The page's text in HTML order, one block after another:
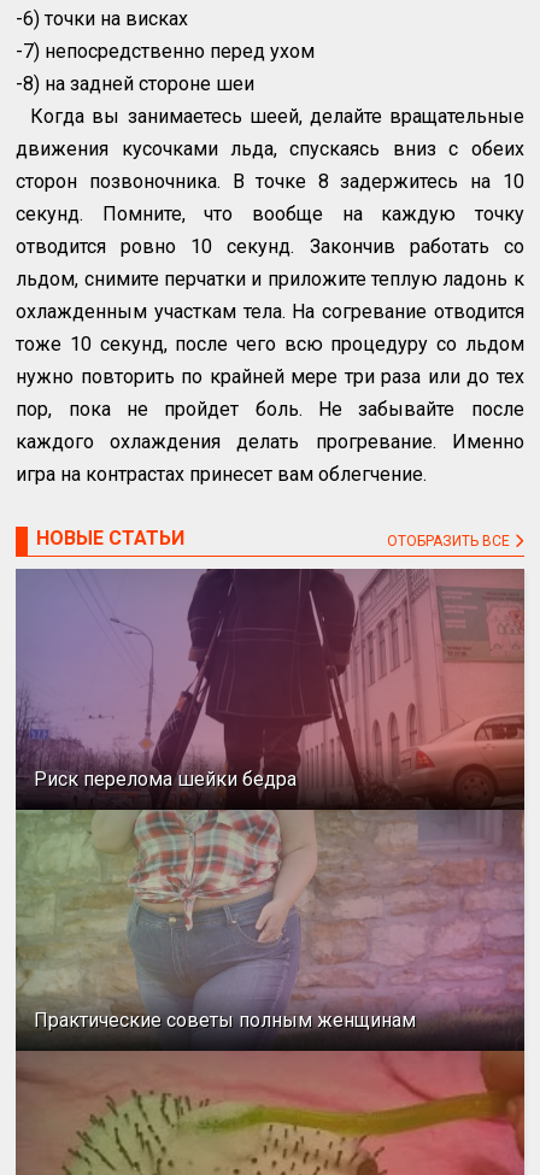
-6) точки на висках
-7) непосредственно перед ухом
-8) на задней стороне шеи
Когда вы занимаетесь шеей, делайте вращательные
движения кусочками льда, спускаясь вниз с обеих
сторон позвоночника. В точке 8 задержитесь на 10
секунд. Помните, что вообще на каждую точку
отводится ровно 10 секунд. Закончив работать со
льдом, снимите перчатки и приложите теплую ладонь к
охлажденным участкам тела. На согревание отводится
тоже 10 секунд, после чего всю процедуру со льдом
нужно повторить по крайней мере три раза или до тех
пор, пока не пройдет боль. Не забывайте после
каждого охлаждения делать прогревание. Именно
игра на контрастах принесет вам облегчение.
НОВЫЕ СТАТЬИ ОТОБРАЗИТЬ ВСЕ
Риск перелома шейки бедра
Практические советы полным женщинам